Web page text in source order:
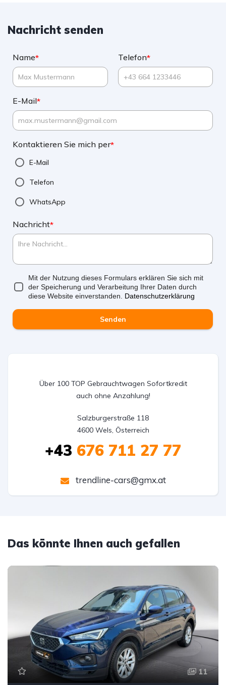
Nachricht senden
Name* Telefon*
E-Mail*
Kontaktieren Sie mich per*
E-Mail
Telefon
WhatsApp
Nachricht*
Mit der Nutzung dieses Formulars erklären Sie sich mit
der Speicherung und Verarbeitung Ihrer Daten durch
diese Website einverstanden. Datenschutzerklärung
Senden
Über 100 TOP Gebrauchtwagen Sofortkredit
auch ohne Anzahlung!
Salzburgerstraße 118
4600 Wels, Österreich
+43 676 711 27 77
trendline-cars@gmx.at
Das könnte Ihnen auch gefallen
11